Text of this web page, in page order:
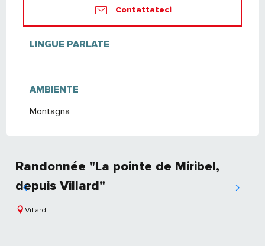
Contattateci
LINGUE PARLATE
LINGUE PARLATE
AMBIENTE
AMBIENTE
Montagna
Randonnée "La pointe de Miribel,
depuis Villard"
Villard